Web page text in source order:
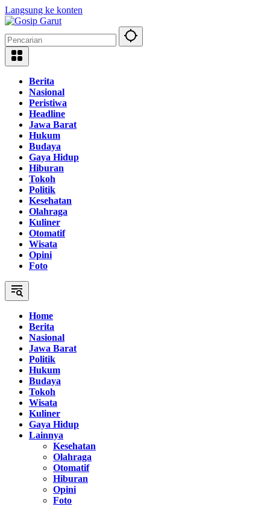
Langsung ke konten
Berita
Nasional
Peristiwa
Headline
Jawa Barat
Hukum
Budaya
Gaya Hidup
Hiburan
Tokoh
Politik
Kesehatan
Olahraga
Kuliner
Otomatif
Wisata
Opini
Foto
Home
Berita
Nasional
Jawa Barat
Politik
Hukum
Budaya
Tokoh
Wisata
Kuliner
Gaya Hidup
Lainnya
Kesehatan
Olahraga
Otomatif
Hiburan
Opini
Foto